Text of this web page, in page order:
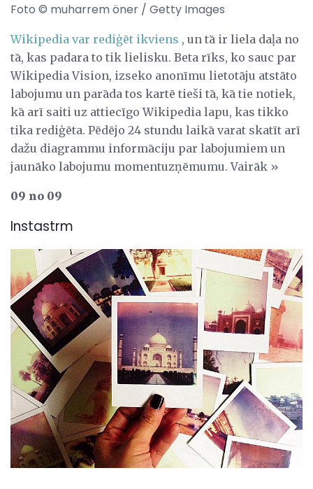
Foto © muharrem öner / Getty Images
Wikipedia var rediģēt ikviens , un tā ir liela daļa no
tā, kas padara to tik lielisku. Beta rīks, ko sauc par
Wikipedia Vision, izseko anonīmu lietotāju atstāto
labojumu un parāda tos kartē tieši tā, kā tie notiek,
kā arī saiti uz attiecīgo Wikipedia lapu, kas tikko
tika rediģēta. Pēdējo 24 stundu laikā varat skatīt arī
dažu diagrammu informāciju par labojumiem un
jaunāko labojumu momentuzņēmumu. Vairāk »
09 no 09
Instastrm